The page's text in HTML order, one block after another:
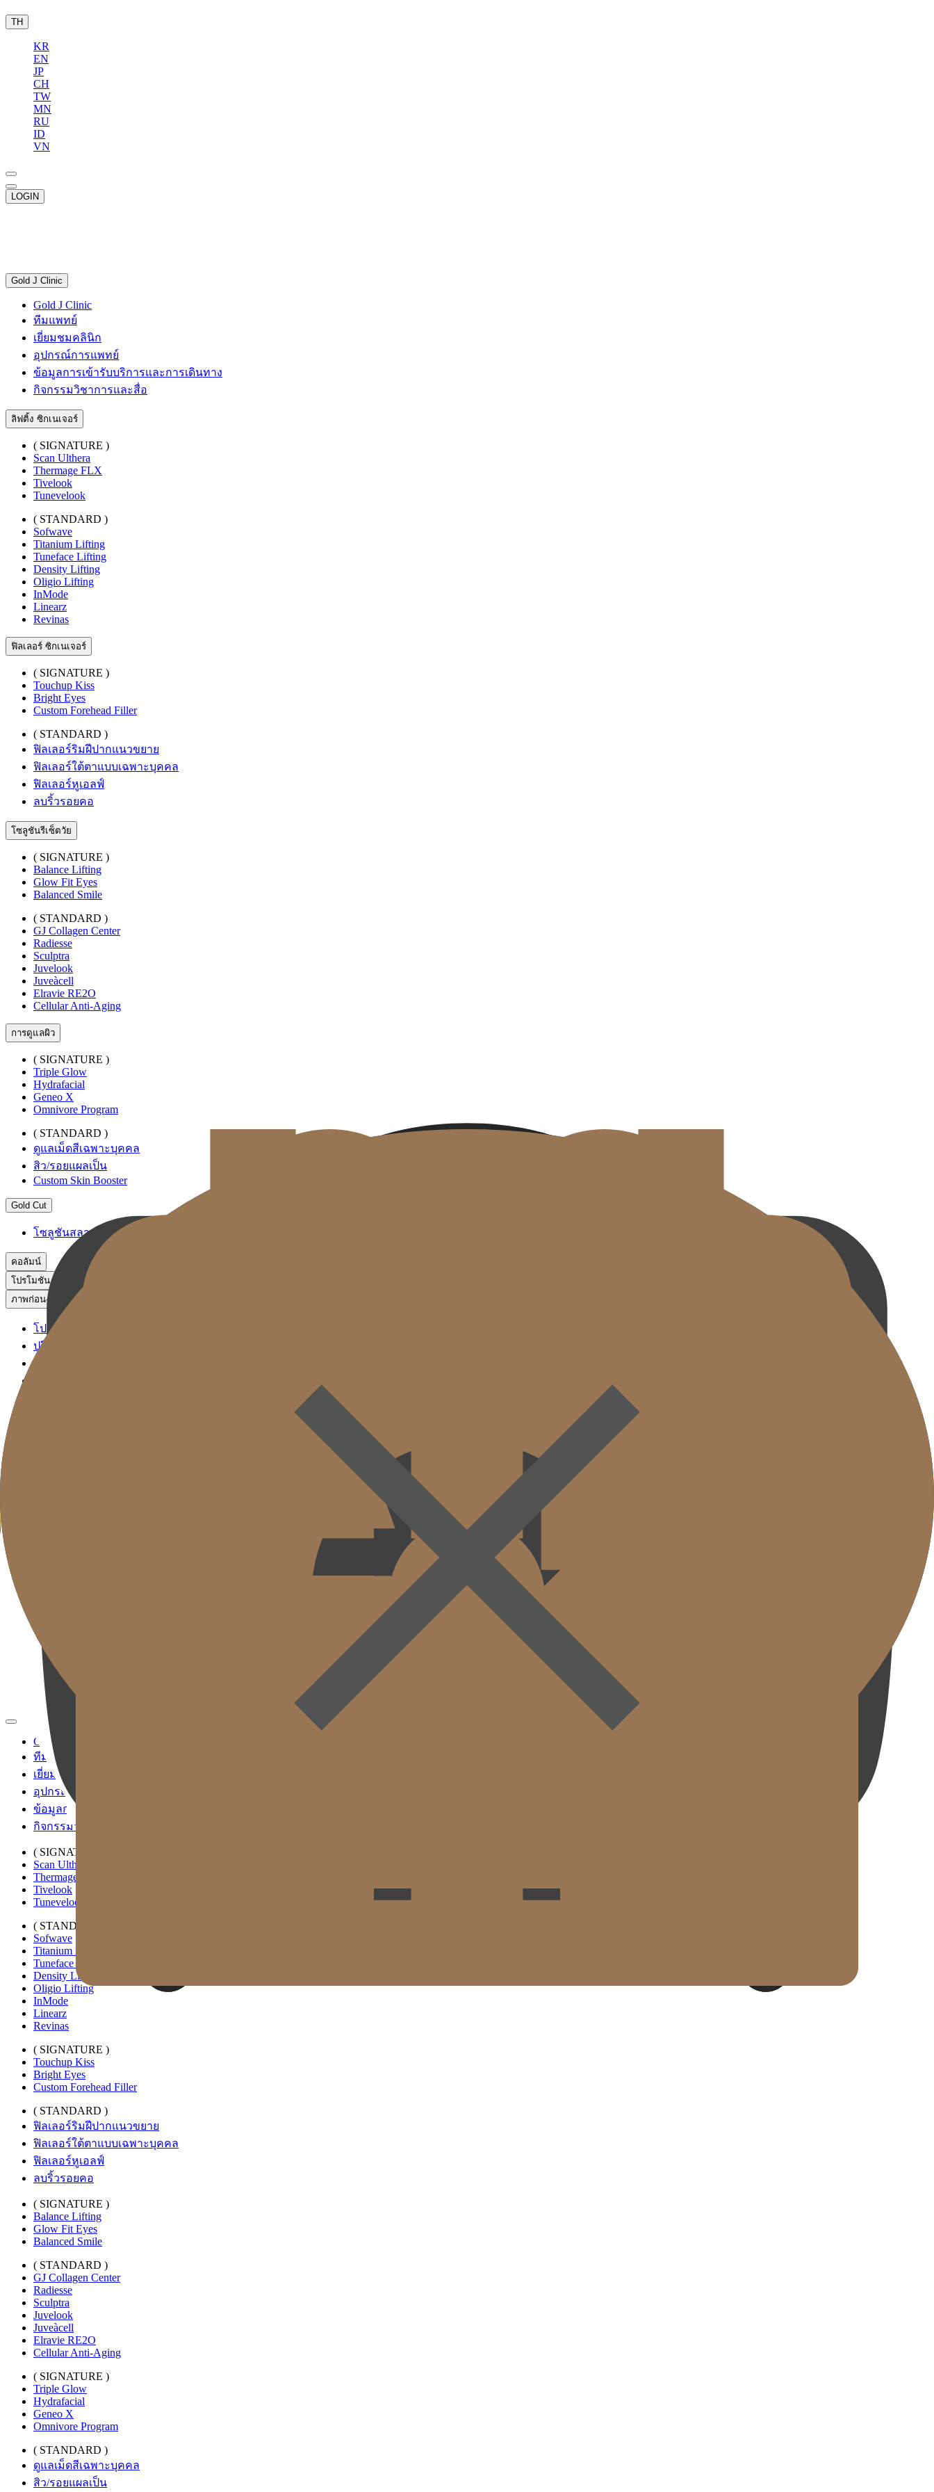
TH
KR
EN
JP
CH
TW
MN
RU
ID
VN
LOGIN
Gold J Clinic
Gold J Clinic
ทีมแพทย์
เยี่ยมชมคลินิก
อุปกรณ์การแพทย์
ข้อมูลการเข้ารับบริการและการเดินทาง
กิจกรรมวิชาการและสื่อ
ลิฟติ้ง ซิกเนเจอร์
( SIGNATURE )
Scan Ulthera
Thermage FLX
Tivelook
Tunevelook
( STANDARD )
Sofwave
Titanium Lifting
Tuneface Lifting
Density Lifting
Oligio Lifting
InMode
Linearz
Revinas
ฟิลเลอร์ ซิกเนเจอร์
( SIGNATURE )
Touchup Kiss
Bright Eyes
Custom Forehead Filler
( STANDARD )
ฟิลเลอร์ริมฝีปากแนวขยาย
ฟิลเลอร์ใต้ตาแบบเฉพาะบุคคล
ฟิลเลอร์หูเอลฟ์
ลบริ้วรอยคอ
โซลูชันรีเซ็ตวัย
( SIGNATURE )
Balance Lifting
Glow Fit Eyes
Balanced Smile
( STANDARD )
GJ Collagen Center
Radiesse
Sculptra
Juvelook
Juveàcell
Elravie RE2O
Cellular Anti-Aging
การดูแลผิว
( SIGNATURE )
Triple Glow
Hydrafacial
Geneo X
Omnivore Program
( STANDARD )
ดูแลเม็ดสีเฉพาะบุคคล
สิว/รอยแผลเป็น
Custom Skin Booster
Gold Cut
โซลูชันสลายไขมันระดับพรีเมียม
คอลัมน์
โปรโมชัน
ภาพก่อน-หลัง
โปรโมชัน
ปรึกษาผ่าน KakaoTalk
CH
TW
MN
RU
ID
VN
Gold J Clinic
ทีมแพทย์
เยี่ยมชมคลินิก
อุปกรณ์การแพทย์
ข้อมูลการเข้ารับบริการและการเดินทาง
กิจกรรมวิชาการและสื่อ
( SIGNATURE )
Scan Ulthera
Thermage FLX
Tivelook
Tunevelook
( STANDARD )
Sofwave
Titanium Lifting
Tuneface Lifting
Density Lifting
Oligio Lifting
InMode
Linearz
Revinas
( SIGNATURE )
Touchup Kiss
Bright Eyes
Custom Forehead Filler
( STANDARD )
ฟิลเลอร์ริมฝีปากแนวขยาย
ฟิลเลอร์ใต้ตาแบบเฉพาะบุคคล
ฟิลเลอร์หูเอลฟ์
ลบริ้วรอยคอ
( SIGNATURE )
Balance Lifting
Glow Fit Eyes
Balanced Smile
( STANDARD )
GJ Collagen Center
Radiesse
Sculptra
Juvelook
Juveàcell
Elravie RE2O
Cellular Anti-Aging
( SIGNATURE )
Triple Glow
Hydrafacial
Geneo X
Omnivore Program
( STANDARD )
ดูแลเม็ดสีเฉพาะบุคคล
สิว/รอยแผลเป็น